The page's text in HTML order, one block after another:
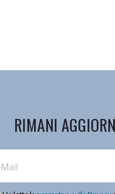
RIMANI